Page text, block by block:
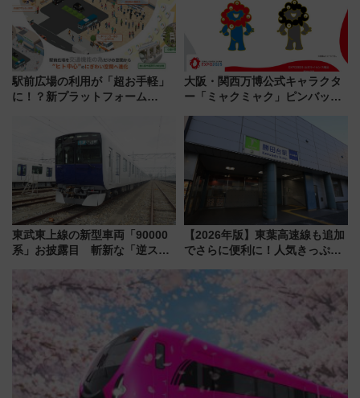
駅前広場の利用が「超お手軽」
に！？新プラットフォーム
どに【JR東日本】
大阪・関西万博公式キャラクタ
ー「ミャクミャク」ピンバッジ
中旬発売
東武東上線の新型車両「90000
系」お披露目 斬新な「逆スラ
放的な車内空間に注目、デビュ
ーは9月
【2026年版】東葉高速線も追加
でさらに便利に！人気きっぷ
今年も発売 秋・早春に千葉県を
巡るなら使い勝手・コスパ抜群